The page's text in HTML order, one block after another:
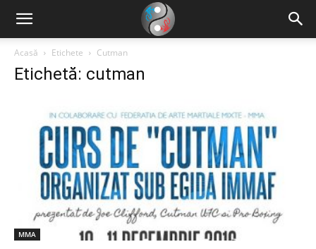
Acasă Etichete Cutman
Etichetă: cutman
MMA